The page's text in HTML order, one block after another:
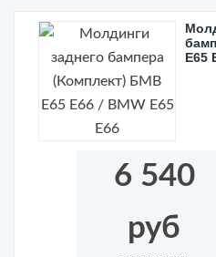
Е65
6 540
руб